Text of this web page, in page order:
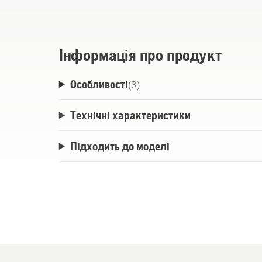
Інформація про продукт
Особливості(3)
Технічні характеристики
Підходить до моделі